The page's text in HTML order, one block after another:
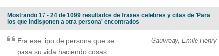
Mostrando 17 - 24 de 1099 resultados de frases celebres y citas de 'Para
los que indisponen a otra persona' encontrados
Gauvreay, Emile Henry
Era ese tipo de persona que se
pasa su vida haciendo cosas